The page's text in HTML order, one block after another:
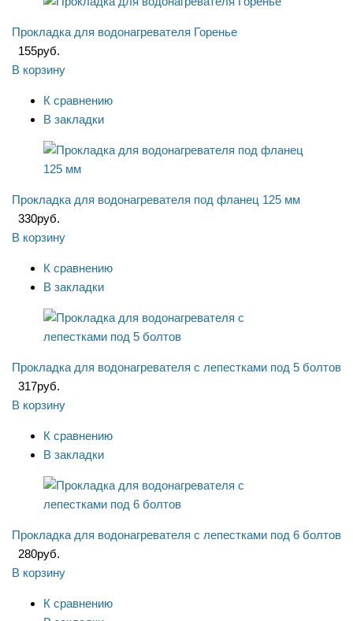
Прокладка для водонагревателя Горенье
155руб.
В корзину
К сравнению
В закладки
Прокладка для водонагревателя под фланец 125 мм
330руб.
В корзину
К сравнению
В закладки
Прокладка для водонагревателя с лепестками под 5 болтов
317руб.
В корзину
К сравнению
В закладки
Прокладка для водонагревателя с лепестками под 6 болтов
280руб.
В корзину
К сравнению